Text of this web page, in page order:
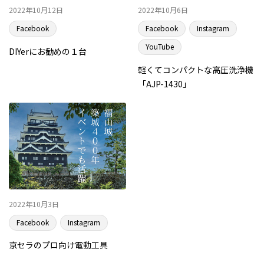
2022年10月12日
Facebook
DIYerにお勧めの１台
2022年10月6日
Facebook
Instagram
YouTube
軽くてコンパクトな高圧洗浄機
「AJP-1430」
2022年10月3日
Facebook
Instagram
京セラのプロ向け電動工具